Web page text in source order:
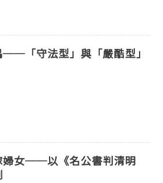
「守法型」與「嚴酷型」
婦女──以《名公書判清明